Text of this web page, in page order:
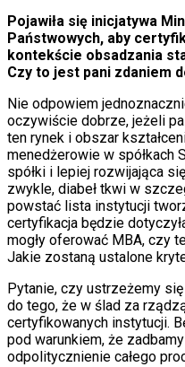
Pojawiła się inicjatywa
Państwowych, aby
kontekście obsadzania
Czy to jest pani zdaniem
Nie odpowiem
oczywiście dobrze, jeżeli
ten rynek i obszar
menedżerowie w spółkach
spółki i lepiej rozwijająca
zwykle, diabeł tkwi w
powstać lista instytucji
certyfikacja będzie
mogły oferować MBA, czy
Jakie zostaną ustalone
Pytanie, czy ustrzeżemy
do tego, że w ślad za
certyfikowanych instytucji.
pod warunkiem, że
odpolitycznienie całego